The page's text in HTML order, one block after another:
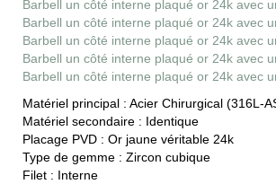
Barbell un côté interne plaqué or 24k avec
Barbell un côté interne plaqué or 24k avec
Barbell un côté interne plaqué or 24k avec
Barbell un côté interne plaqué or 24k avec
Barbell un côté interne plaqué or 24k avec
Matériel principal : Acier Chirurgical (316L-
Matériel secondaire : Identique
Placage PVD : Or jaune véritable 24k
Type de gemme : Zircon cubique
Filet : Interne